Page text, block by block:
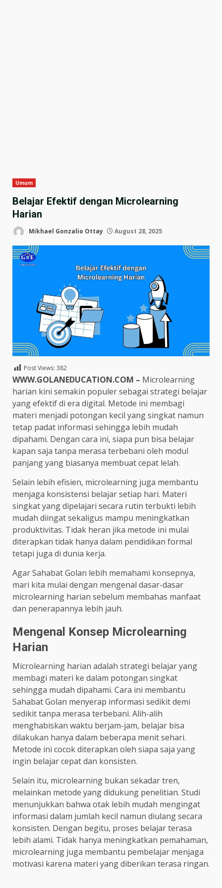
Umum
Belajar Efektif dengan Microlearning
Harian
Mikhael Gonzalio Ottay August 28, 2025
Post Views: 382
WWW.GOLANEDUCATION.COM – Microlearning
harian kini semakin populer sebagai strategi belajar
yang efektif di era digital. Metode ini membagi
materi menjadi potongan kecil yang singkat namun
tetap padat informasi sehingga lebih mudah
dipahami. Dengan cara ini, siapa pun bisa belajar
kapan saja tanpa merasa terbebani oleh modul
panjang yang biasanya membuat cepat lelah.
Selain lebih efisien, microlearning juga membantu
menjaga konsistensi belajar setiap hari. Materi
singkat yang dipelajari secara rutin terbukti lebih
mudah diingat sekaligus mampu meningkatkan
produktivitas. Tidak heran jika metode ini mulai
diterapkan tidak hanya dalam pendidikan formal
tetapi juga di dunia kerja.
Agar Sahabat Golan lebih memahami konsepnya,
mari kita mulai dengan mengenal dasar-dasar
microlearning harian sebelum membahas manfaat
dan penerapannya lebih jauh.
Mengenal Konsep Microlearning
Harian
Microlearning harian adalah strategi belajar yang
membagi materi ke dalam potongan singkat
sehingga mudah dipahami. Cara ini membantu
Sahabat Golan menyerap informasi sedikit demi
sedikit tanpa merasa terbebani. Alih-alih
menghabiskan waktu berjam-jam, belajar bisa
dilakukan hanya dalam beberapa menit sehari.
Metode ini cocok diterapkan oleh siapa saja yang
ingin belajar cepat dan konsisten.
Selain itu, microlearning bukan sekadar tren,
melainkan metode yang didukung penelitian. Studi
menunjukkan bahwa otak lebih mudah mengingat
informasi dalam jumlah kecil namun diulang secara
konsisten. Dengan begitu, proses belajar terasa
lebih alami. Tidak hanya meningkatkan pemahaman,
microlearning juga membantu pembelajar menjaga
motivasi karena materi yang diberikan terasa ringan.